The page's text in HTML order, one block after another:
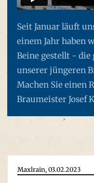
Seit Januar läuft
einem Jahr haben
Beine gestellt -
unserer jüngeren
Machen Sie einen
Braumeister Josef
Maxlrain, 03.02.2023